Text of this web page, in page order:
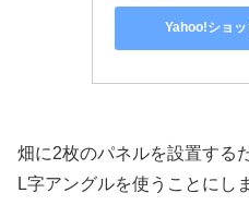
Yahoo!ショ
畑に2枚のパネルを設置する
L字アングルを使うことにし